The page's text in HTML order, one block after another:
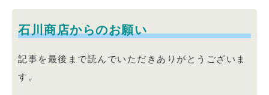
石川商店からのお願い
記事を最後まで読んでいただきありがとうございま
す。